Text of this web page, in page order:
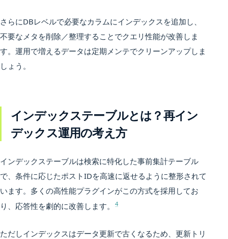
さらにDBレベルで必要なカラムにインデックスを追加し、
不要なメタを削除／整理することでクエリ性能が改善しま
す。運用で増えるデータは定期メンテでクリーンアップしま
しょう。
インデックステーブルとは？再イン
デックス運用の考え方
インデックステーブルは検索に特化した事前集計テーブル
で、条件に応じたポストIDを高速に返せるように整形されて
います。多くの高性能プラグインがこの方式を採用してお
り、応答性を劇的に改善します。
4
ただしインデックスはデータ更新で古くなるため、更新トリ